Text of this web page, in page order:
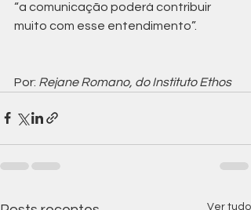
“a comunicação poderá contribuir
muito com esse entendimento”.
Por: Rejane Romano, do Instituto Ethos
Ver tudo